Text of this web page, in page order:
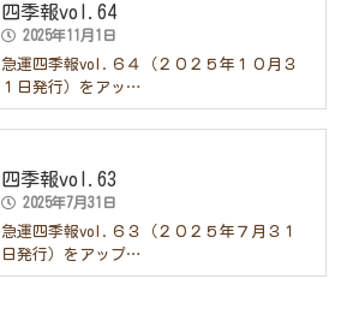
四季報vol.64
2025年11月1日
急運四季報vol.６４（２０２５年１０月３
１日発行）をアッ…
四季報vol.63
2025年7月31日
急運四季報vol.６３（２０２５年７月３１
日発行）をアップ…